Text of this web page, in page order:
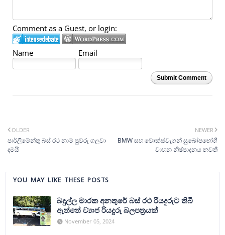
Comment as a Guest, or login:
Name Email
Submit Comment
NEWER
BMW සහ වොක්ස්වැගන් සුඛෝපභෝගී
වාහන නිෂ්පාදනය නවතී
OLDER
පාර්ලිමේන්තු බස් රථ නාම පුවරු ගලවා
දමයි
YOU MAY LIKE THESE POSTS
බදුල්ල මාරක අනතුරේ බස් රථ රියදුරුට තිබී
ඇත්තේ ව්‍යාජ රියදුරු බලපත්‍රයක්
November 05, 2024